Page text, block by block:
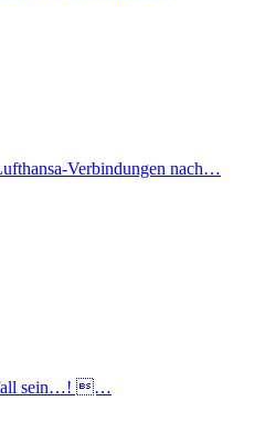
Verbindungen nach…
sein…! …